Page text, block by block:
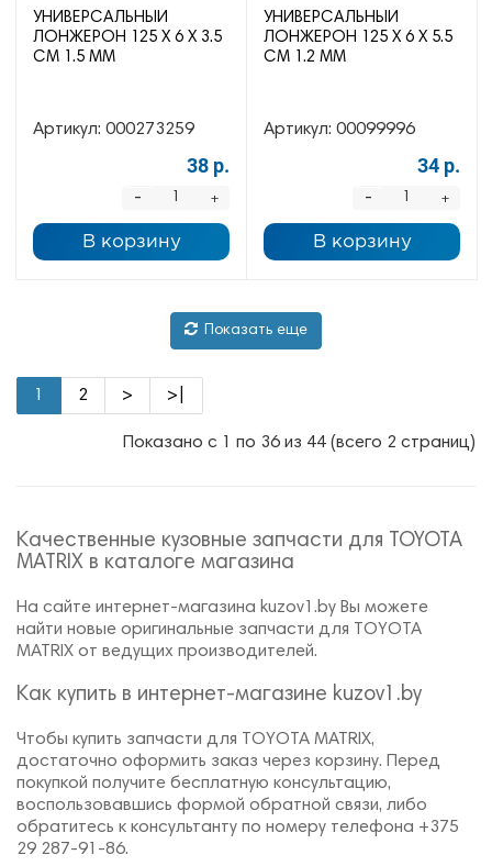
УНИВЕРСАЛЬНЫЙ
ЛОНЖЕРОН 125 Х 6 Х 3.5
СМ 1.5 ММ
Артикул: 000273259
38 р.
+
-
В корзину
УНИВЕРСАЛЬНЫЙ
ЛОНЖЕРОН 125 Х 6 Х 5.5
СМ 1.2 ММ
Артикул: 00099996
34 р.
+
-
В корзину
Показать еще
2 > >|
Показано с 1 по 36 из 44 (всего 2 страниц)
Качественные кузовные запчасти для TOYOTA
MATRIX в каталоге магазина
На сайте интернет-магазина kuzov1.by Вы можете
найти новые оригинальные запчасти для TOYOTA
MATRIX от ведущих производителей.
Как купить в интернет-магазине kuzov1.by
Чтобы купить запчасти для TOYOTA MATRIX,
достаточно оформить заказ через корзину. Перед
покупкой получите бесплатную консультацию,
воспользовавшись формой обратной связи, либо
обратитесь к консультанту по номеру телефона +375
29 287-91-86.